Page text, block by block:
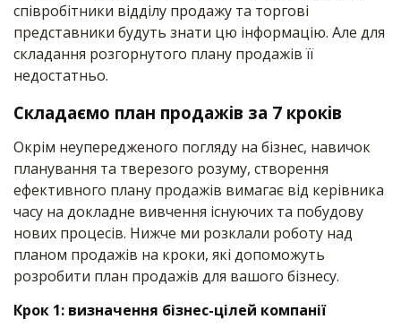
співробітники відділу продажу та торгові
представники будуть знати цю інформацію. Але для
складання розгорнутого плану продажів її
недостатньо.
Складаємо план продажів за 7 кроків
Окрім неупередженого погляду на бізнес, навичок
планування та тверезого розуму, створення
ефективного плану продажів вимагає від керівника
часу на докладне вивчення існуючих та побудову
нових процесів. Нижче ми розклали роботу над
планом продажів на кроки, які допоможуть
розробити план продажів для вашого бізнесу.
Крок 1: визначення бізнес-цілей компанії